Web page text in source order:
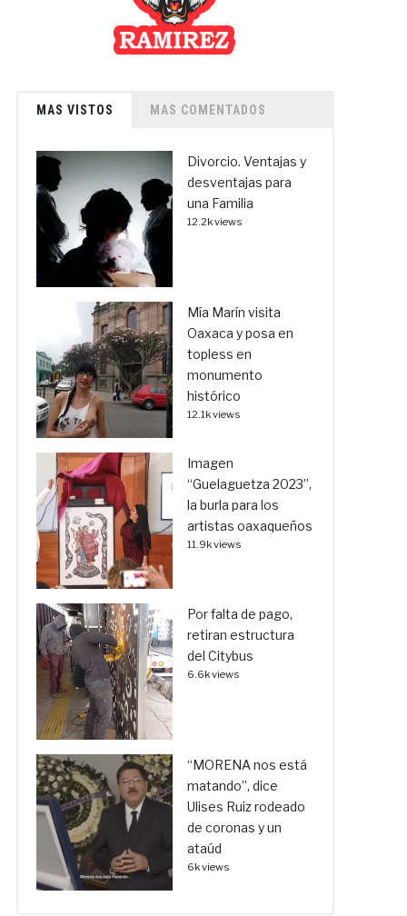
MAS VISTOS MAS COMENTADOS
Divorcio. Ventajas y
desventajas para
una Familia
12.2k views
Mía Marín visita
Oaxaca y posa en
topless en
monumento
histórico
12.1k views
Imagen
“Guelaguetza 2023”,
la burla para los
artistas oaxaqueños
11.9k views
Por falta de pago,
retiran estructura
del Citybus
6.6k views
“MORENA nos está
matando”, dice
Ulises Ruiz rodeado
de coronas y un
ataúd
6k views